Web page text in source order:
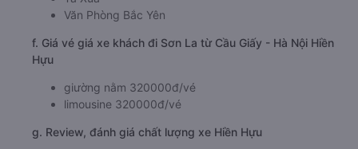
Văn Phòng Bắc Yên
f. Giá vé giá xe khách đi Sơn La từ Cầu Giấy - Hà Nội Hiền
Hựu
giường nằm 320000đ/vé
limousine 320000đ/vé
g. Review, đánh giá chất lượng xe Hiền Hựu